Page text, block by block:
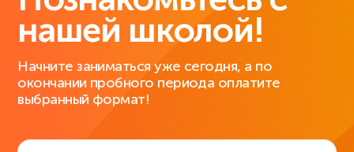
нашей школой!
Начните заниматься уже сегодня, а по
окончании пробного периода оплатите
выбранный формат!